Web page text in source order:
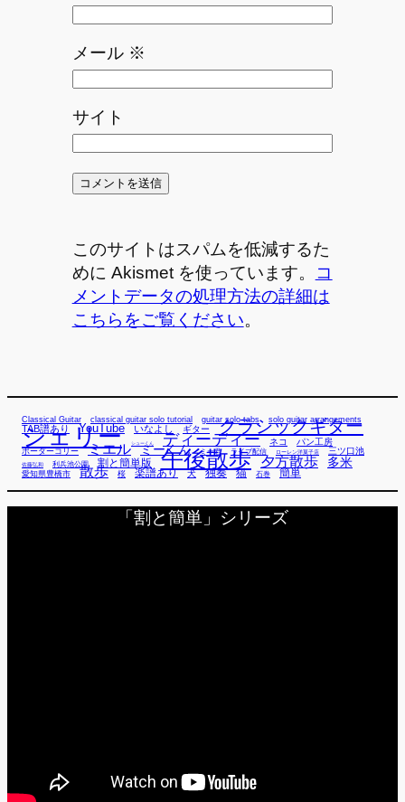
メール ※
サイト
このサイトはスパムを低減するた
めに Akismet を使っています。
コ
メントデータの処理方法の詳細は
こちらをご覧ください。
Classical Guitar classical guitar solo tutorial guitar solo tabs solo guitar arrangements
TAB譜あり YouTube いなよし ギター クラシックギター
シェリー シューくん ディーディー ネコ パン工房
ボーダーコリー ミエル ミーくん ミー君 ライブ配信 ローレン洋菓子店 三ツ口池
佐藤弘和 利兵池公園 割と簡単版 午後散歩 夕方散歩 多米
愛知県豊橋市 散歩 桜 楽譜あり 犬 独奏 猫 石巻 簡単
「割と簡単」シリーズ